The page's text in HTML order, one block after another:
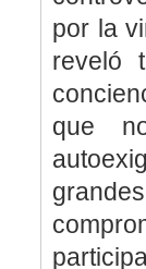
por la
reveló
que